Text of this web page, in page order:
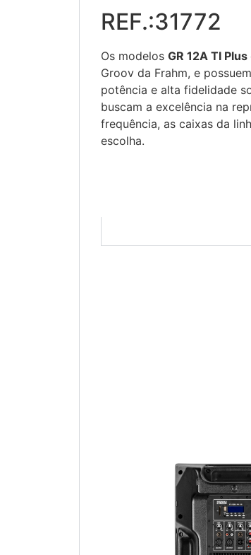
REF.:31772
Os modelos GR 12A TI Plus
Groov da Frahm, e
potência e alta fidelidade
buscam a excelência na
frequência, as caixas da
escolha.